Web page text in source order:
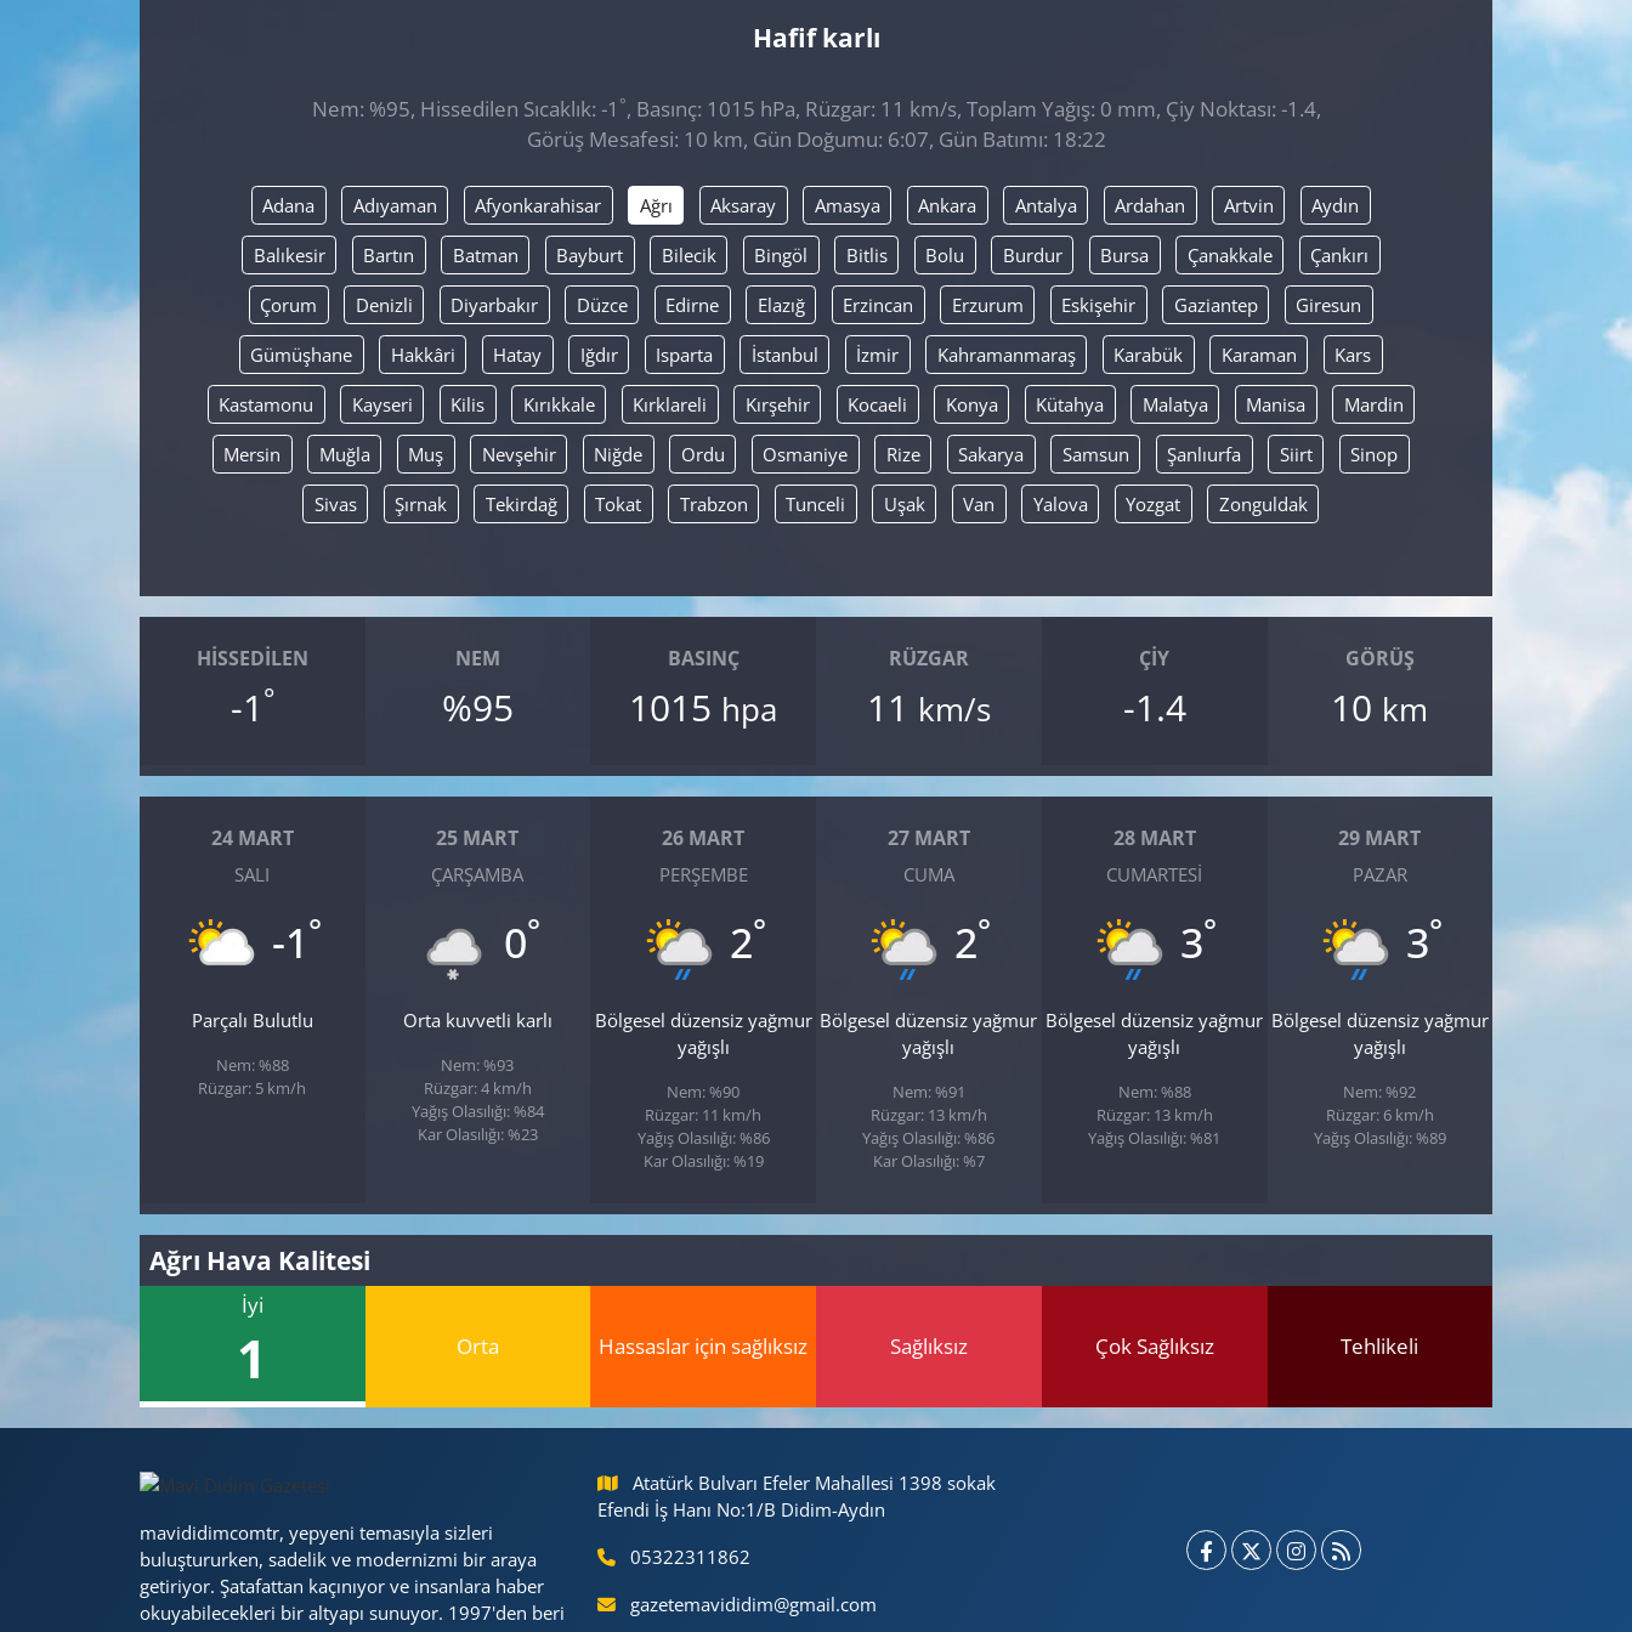
Hafif karlı
Nem: %95, Hissedilen Sıcaklık: -1 °, Basınç: 1015 hPa, Rüzgar: 11 km/s, Toplam Yağış: 0 mm, Çiy Noktası: -1.4,
Görüş Mesafesi: 10 km, Gün Doğumu: 6:07, Gün Batımı: 18:22
Adana Adıyaman Afyonkarahisar Ağrı Aksaray Amasya Ankara Antalya Ardahan Artvin Aydın
Balıkesir Bartın Batman Bayburt Bilecik Bingöl Bitlis Bolu Burdur Bursa Çanakkale Çankırı
Çorum Denizli Diyarbakır Düzce Edirne Elazığ Erzincan Erzurum Eskişehir Gaziantep Giresun
Gümüşhane Hakkâri Hatay Iğdır Isparta İstanbul İzmir Kahramanmaraş Karabük Karaman Kars
Kastamonu Kayseri Kilis Kırıkkale Kırklareli Kırşehir Kocaeli Konya Kütahya Malatya Manisa Mardin
Mersin Muğla Muş Nevşehir Niğde Ordu Osmaniye Rize Sakarya Samsun Şanlıurfa Siirt Sinop
Sivas Şırnak Tekirdağ Tokat Trabzon Tunceli Uşak Van Yalova Yozgat Zonguldak
HISSEDILEN
-1 °
NEM
%95
BASINÇ
1015 hpa
RÜZGAR
11 km/s
ÇIY
-1.4
GÖRÜŞ
10 km
24 MART
SALI
-1 °
Parçalı Bulutlu
Nem: %88
Rüzgar: 5 km/h
25 MART
ÇARŞAMBA
0°
Orta kuvvetli karlı
Nem: %93
Rüzgar: 4 km/h
Yağış Olasılığı: %84
Kar Olasılığı: %23
26 MART
PERŞEMBE
2°
Bölgesel düzensiz yağmur
yağışlı
Nem: %90
Rüzgar: 11 km/h
Yağış Olasılığı: %86
Kar Olasılığı: %19
27 MART
CUMA
2°
Bölgesel düzensiz yağmur
yağışlı
Nem: %91
Rüzgar: 13 km/h
Yağış Olasılığı: %86
Kar Olasılığı: %7
28 MART
CUMARTESI
3°
Bölgesel düzensiz yağmur
yağışlı
Nem: %88
Rüzgar: 13 km/h
Yağış Olasılığı: %81
29 MART
PAZAR
3°
Bölgesel düzensiz yağmur
yağışlı
Nem: %92
Rüzgar: 6 km/h
Yağış Olasılığı: %89
Ağrı Hava Kalitesi
İyi
1 Orta Hassaslar için sağlıksız Sağlıksız Çok Sağlıksız Tehlikeli
mavididimcomtr, yepyeni temasıyla sizleri
buluştururken, sadelik ve modernizmi bir araya
getiriyor. Şatafattan kaçınıyor ve insanlara haber
okuyabilecekleri bir altyapı sunuyor. 1997'den beri
Atatürk Bulvarı Efeler Mahallesi 1398 sokak
Efendi İş Hanı No:1/B Didim-Aydın
05322311862
gazetemavididim@gmail.com
GÜNDEM
HABERDE İNSAN
POLİTİKA